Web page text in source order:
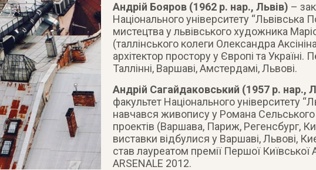
Андрій Бояров (1962 р. нар., Львів) –
Національного університету “Львівська
мистецтва у львівського художника
(таллінського колеги Олександра
архітектор простору у Європі та
Таллінні, Варшаві, Амстердамі, Львові.
Андрій Сагайдаковський (1957 р. нар.,
факультет Національного університету
навчався живопису у Романа
проектів (Варшава, Париж, Регенсбург,
виставки відбулися у Варшаві, Львові,
став лауреатом премії Першої Київської
ARSENALE 2012.